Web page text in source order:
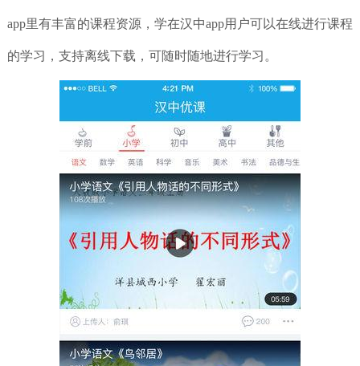
app里有丰富的课程资源，学在汉中app用户可以在线进行课程
的学习，支持离线下载，可随时随地进行学习。